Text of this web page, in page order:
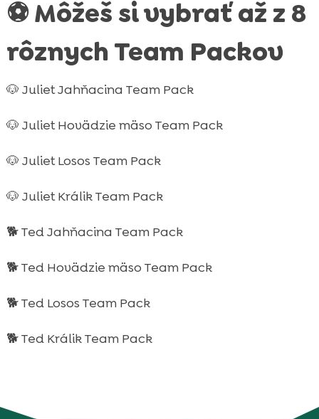
⚽ Môžeš si vybrať až z 8
rôznych Team Packov
🐶 Juliet Jahňacina Team Pack
🐶 Juliet Hovädzie mäso Team Pack
🐶 Juliet Losos Team Pack
🐶 Juliet Králik Team Pack
🐕 Ted Jahňacina Team Pack
🐕 Ted Hovädzie mäso Team Pack
🐕 Ted Losos Team Pack
🐕 Ted Králik Team Pack